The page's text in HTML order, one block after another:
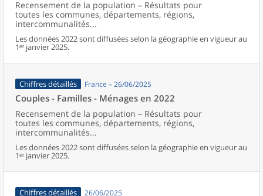
Recensement de la population – Résultats pour
toutes les communes, départements, régions,
intercommunalités...
Les données 2022 sont diffusées selon la géographie en vigueur au
1ᵉʳ janvier 2025.
Chiffres détaillés France – 26/06/2025
Couples - Familles - Ménages en 2022
Recensement de la population – Résultats pour
toutes les communes, départements, régions,
intercommunalités...
Les données 2022 sont diffusées selon la géographie en vigueur au
1ᵉʳ janvier 2025.
Chiffres détaillés 26/06/2025